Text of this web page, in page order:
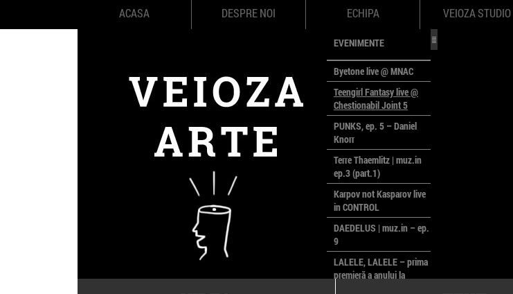
ACASA DESPRE NOI ECHIPA VEIOZA STUDIO
EVENIMENTE
Byetone live @ MNAC
Teengirl Fantasy live @
Chestionabil Joint 5
PUNKS, ep. 5 – Daniel
Knorr
Terre Thaemlitz | muz.in
ep.3 (part.1)
Karpov not Kasparov live
in CONTROL
DAEDELUS | muz.in – ep.
9
LALELE, LALELE – prima
premieră a anului la